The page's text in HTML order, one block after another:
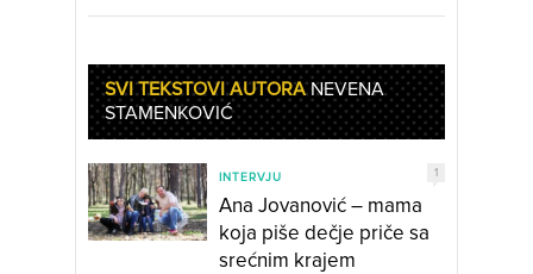
SVI TEKSTOVI AUTORANEVENA
STAMENKOVIĆ
INTERVJU 1
Ana Jovanović – mama
koja piše dečje priče sa
srećnim krajem